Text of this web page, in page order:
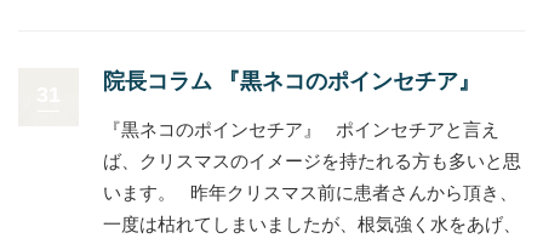
院長コラム 『黒ネコのポインセチア』
『黒ネコのポインセチア』 ポインセチアと言え
ば、クリスマスのイメージを持たれる方も多いと思
います。 昨年クリスマス前に患者さんから頂き、
一度は枯れてしまいましたが、根気強く水をあげ、